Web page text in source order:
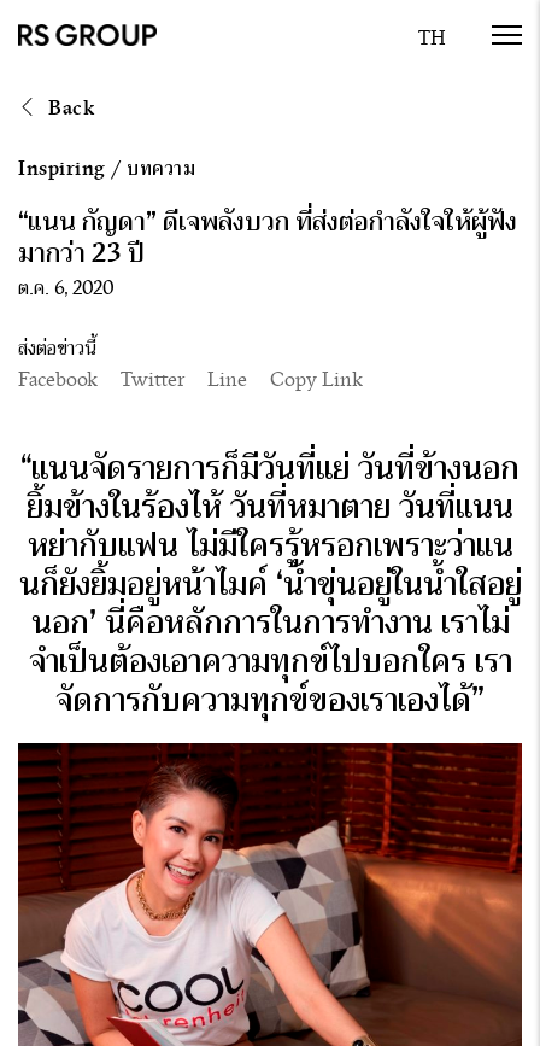
Back
Inspiring / บทความ
“แนน กัญดา” ดีเจพลังบวก ที่ส่งต่อกำลังใจให้ผู้ฟัง
มากว่า 23 ปี
ต.ค. 6, 2020
ส่งต่อข่าวนี้
Facebook
Twitter Line Copy Link
“แนนจัดรายการก็มีวันที่แย่ วันที่ข้างนอก
ยิ้มข้างในร้องไห้ วันที่หมาตาย วันที่แนน
หย่ากับแฟน ไม่มีใครรู้หรอกเพราะว่าแน
นก็ยังยิ้มอยู่หน้าไมค์ ‘น้ำขุ่นอยู่ในน้ำใสอยู่
นอก’ นี่คือหลักการในการทำงาน เราไม่
จำเป็นต้องเอาความทุกข์ไปบอกใคร เรา
จัดการกับความทุกข์ของเราเองได้”